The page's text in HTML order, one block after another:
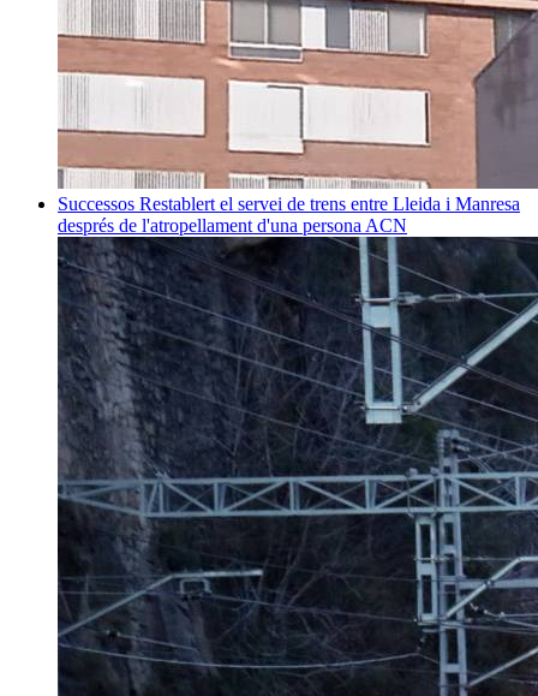
Successos Restablert el servei de trens entre Lleida i Manresa
després de l'atropellament d'una persona ACN